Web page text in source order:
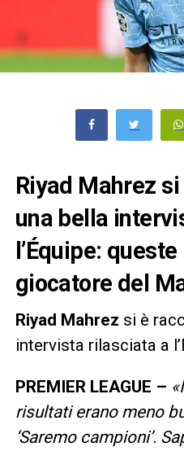
Riyad Mahrez
una bella
l’Équipe:
giocatore del
Riyad Mahrez si è
intervista rilasciata a
PREMIER LEAGUE –
risultati erano meno
‘Saremo campioni’.